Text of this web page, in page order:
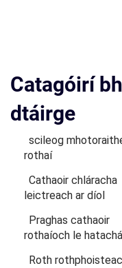
Catagóirí
dtáirge
scileog
rothaí
Cathaoir chláracha
leictreach ar díol
Praghas cathaoir
rothaíoch le
Roth